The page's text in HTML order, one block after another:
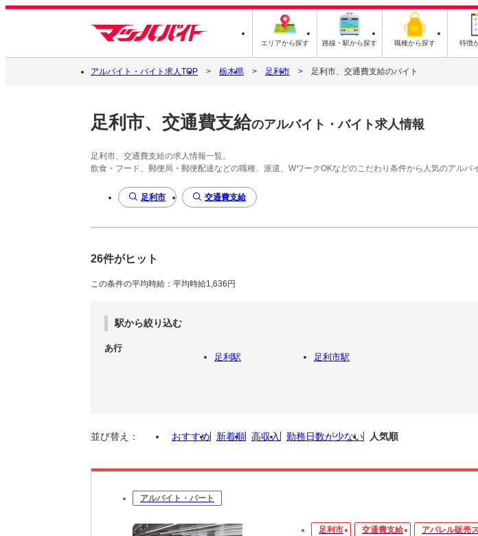
エリアから探す 路線・駅から探す 職種から探す 特徴
アルバイト・バイト求人TOP 栃木県 足利市 足利市、交通費支給のバイト
足利市、交通費支給のアルバイト・バイト求人情報
足利市、交通費支給の求人情報一覧。
飲食・フード、郵便局・郵便配達などの職種、派遣、WワークOKなどのこだわり条件から人気のアルバ
足利市 交通費支給
26件がヒット
この条件の平均時給：平均時給1,636円
駅から絞り込む
あ行
足利駅
足利市駅
並び替え： おすすめ 新着順 高収入 勤務日数が少ない 人気順
アルバイト・パート
足利市 交通費支給 アパレル販売